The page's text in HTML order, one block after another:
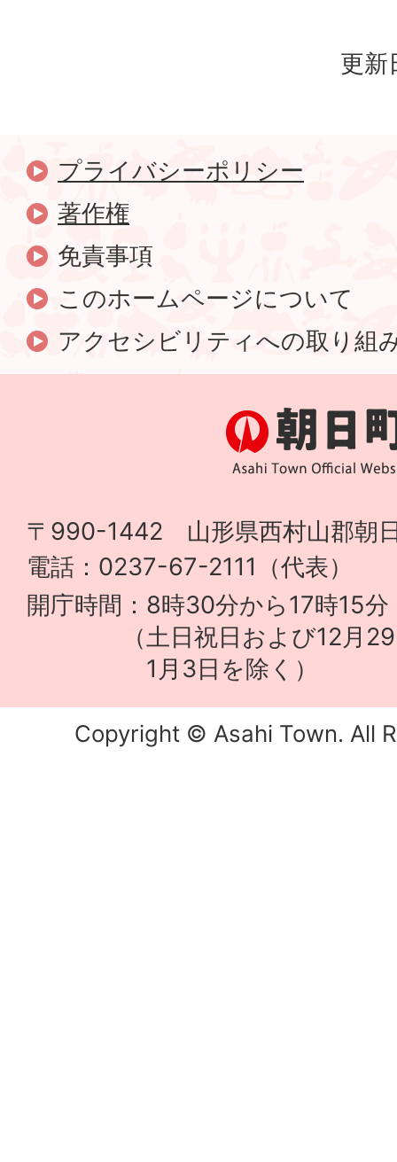
更新
プライバシーポリシー
著作権
免責事項
このホームページについて
アクセシビリティへの取り組
〒990-1442 山形県西村山郡朝
電話：0237-67-2111（代表）
開庁時間：8時30分から17時15分
（土日祝日および12月29
1月3日を除く）
Copyright © Asahi Town. All